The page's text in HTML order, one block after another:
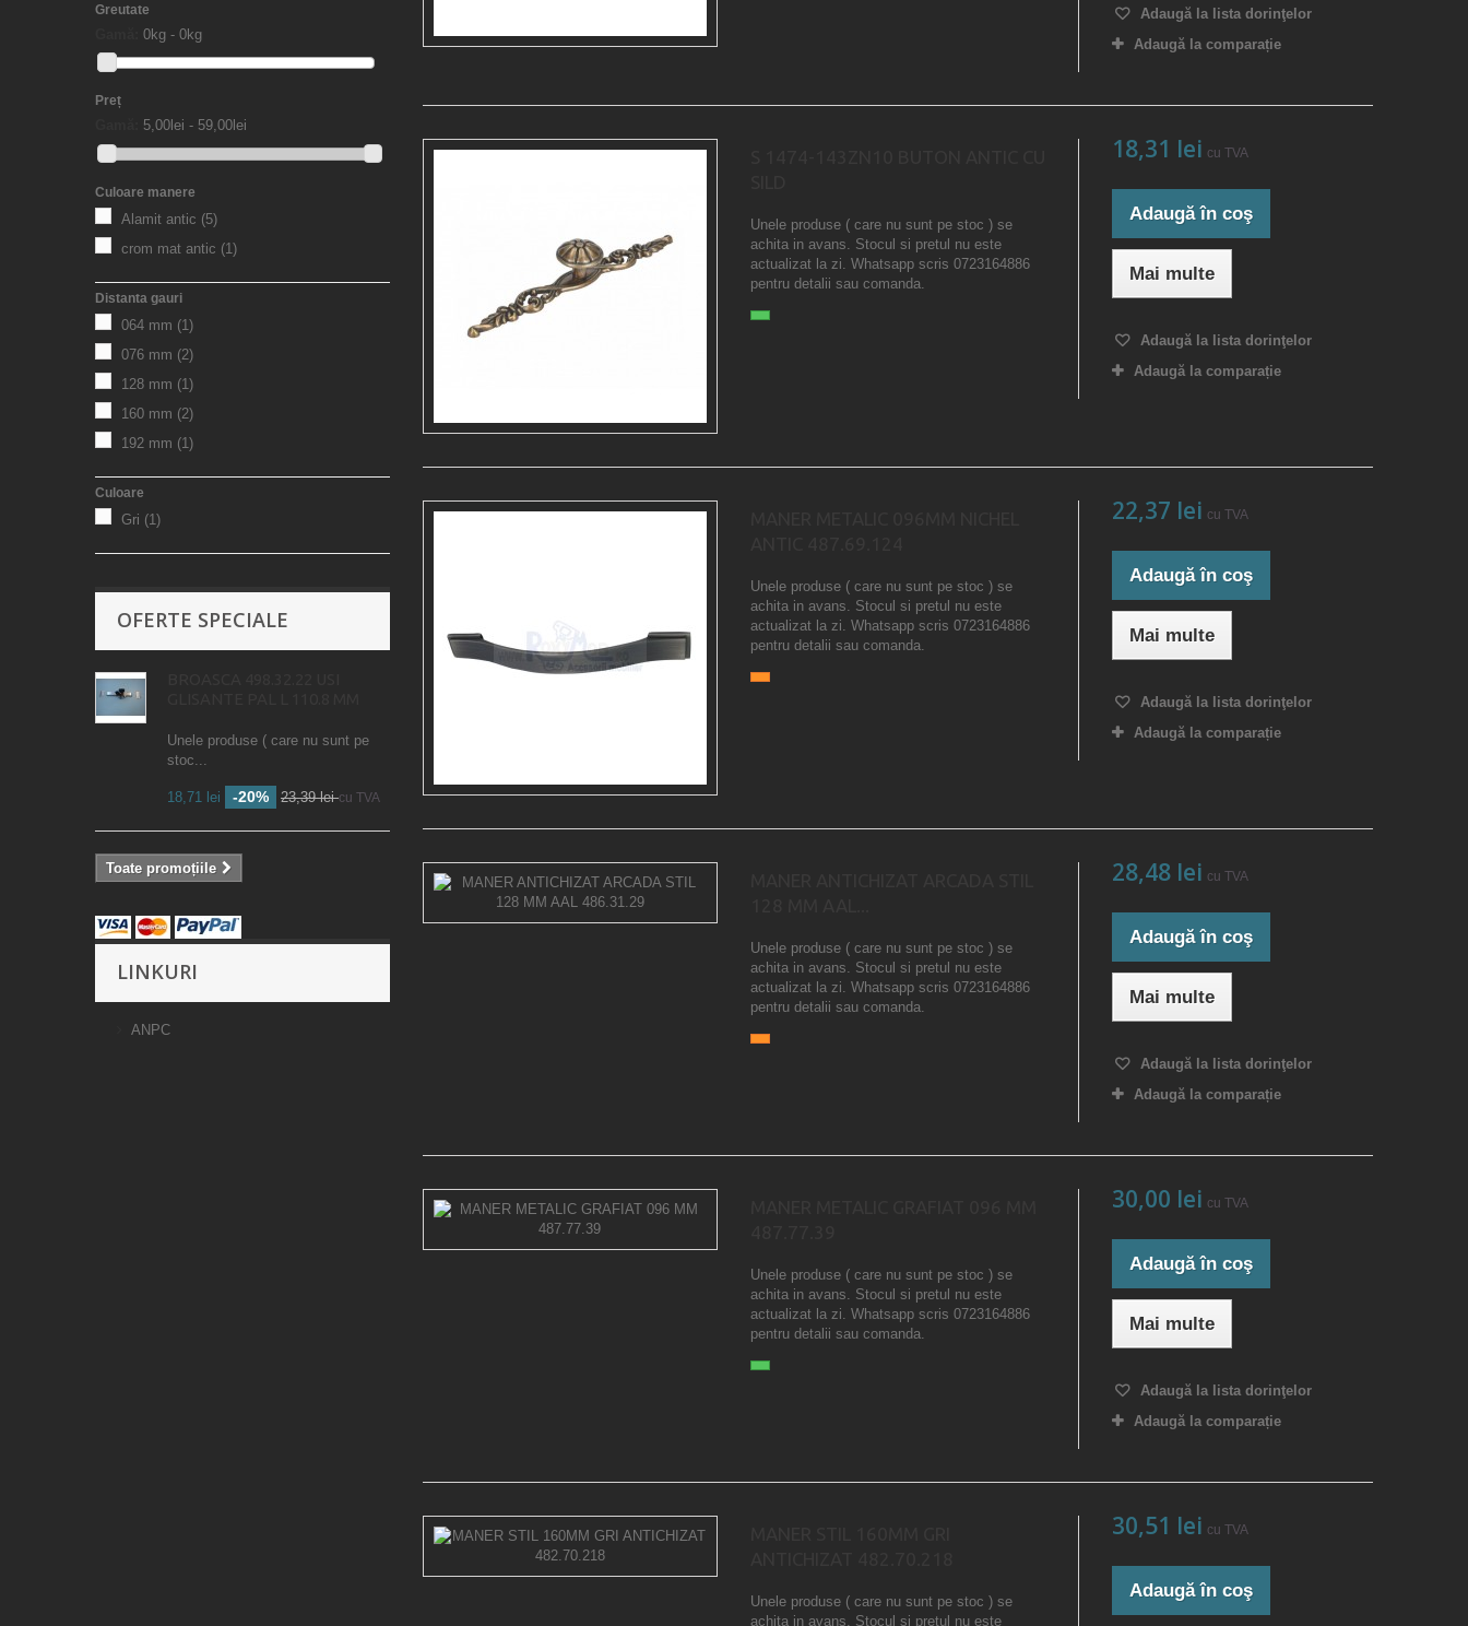
Greutate
0kg - 0kg
Preț
5,00lei - 59,00lei
Culoare manere
Alamit antic (5)
crom mat antic (1)
Distanta gauri
064 mm (1)
076 mm (2)
128 mm (1)
160 mm (2)
192 mm (1)
Culoare
Gri (1)
OFERTE SPECIALE
Unele produse ( care nu sunt pe
stoc...
18,71 lei -20% 23,39 leicu TVA
Toate promoțiile
LINKURI
ANPC
Adaugă la lista dorinţelor
Adaugă la comparație
Unele produse ( care nu sunt pe stoc ) se
achita in avans. Stocul si pretul nu este
actualizat la zi. Whatsapp scris 0723164886
pentru detalii sau comanda.
18,31 lei cu TVA
Adaugă în coş
Mai multe
Adaugă la lista dorinţelor
Adaugă la comparație
Unele produse ( care nu sunt pe stoc ) se
achita in avans. Stocul si pretul nu este
actualizat la zi. Whatsapp scris 0723164886
pentru detalii sau comanda.
22,37 lei cu TVA
Adaugă în coş
Mai multe
Adaugă la lista dorinţelor
Adaugă la comparație
Unele produse ( care nu sunt pe stoc ) se
achita in avans. Stocul si pretul nu este
actualizat la zi. Whatsapp scris 0723164886
pentru detalii sau comanda.
28,48 lei cu TVA
Adaugă în coş
Mai multe
Adaugă la lista dorinţelor
Adaugă la comparație
Unele produse ( care nu sunt pe stoc ) se
achita in avans. Stocul si pretul nu este
actualizat la zi. Whatsapp scris 0723164886
pentru detalii sau comanda.
30,00 lei cu TVA
Adaugă în coş
Mai multe
Adaugă la lista dorinţelor
Adaugă la comparație
Unele produse ( care nu sunt pe stoc ) se
achita in avans. Stocul si pretul nu este
30,51 lei cu TVA
Adaugă în coş